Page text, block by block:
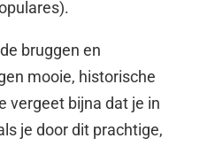
bruggen en
mooie, historische
vergeet bijna dat je in
je door dit prachtige,